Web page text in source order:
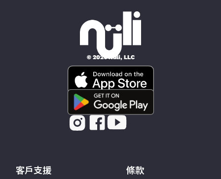
© 2026 Nüli, LLC
客戶支援 條款